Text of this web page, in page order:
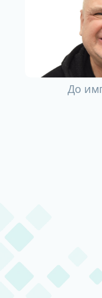
До